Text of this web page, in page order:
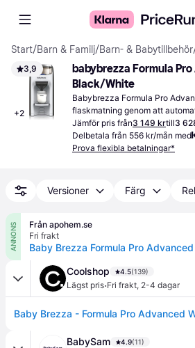
Start/Barn & Familj/Barn- & Babytillbehör
3,9
+2
babybrezza Formula
Black/White
Babybrezza Formula Pro
flaskmatning genom att
vatten. Justera temperaturen
Jämför pris från3 149 krtill3
Delbetala från 556 kr/mån med
Prova flexibla betalningar*
Versioner Färg
ANNONS
Från apohem.se
Fri frakt
Coolshop 4.5(139)
Lägst pris·Fri frakt, 2-4 dagar
BabySam 4.9(11)